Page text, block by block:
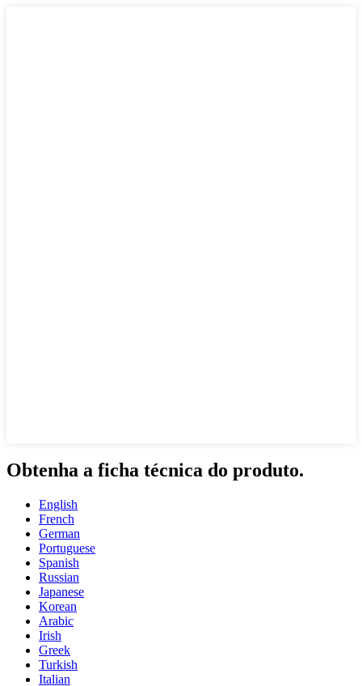
Obtenha a ficha técnica do produto.
English
French
German
Portuguese
Spanish
Russian
Japanese
Korean
Arabic
Irish
Greek
Turkish
Italian